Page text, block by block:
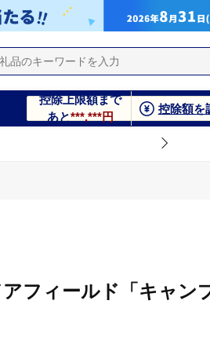
控除上限額まで
あと***,***円
控除額を
フィールド「キャン